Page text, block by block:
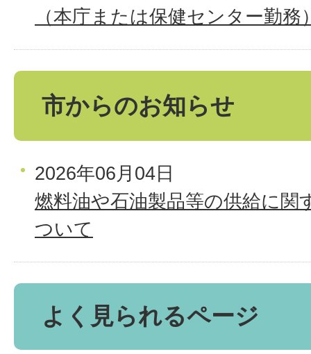
（本庁または保健センター勤務
市からのお知らせ
2026年06月04日
燃料油や石油製品等の供給に関
ついて
よく見られるページ